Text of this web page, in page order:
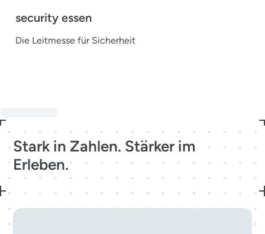
security essen
Die Leitmesse für Sicherheit
Stark in Zahlen. Stärker im
Erleben.